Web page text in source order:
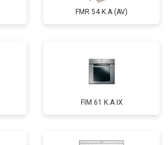
FMR 54 K.A (AV)
FIM 61 K.A IX